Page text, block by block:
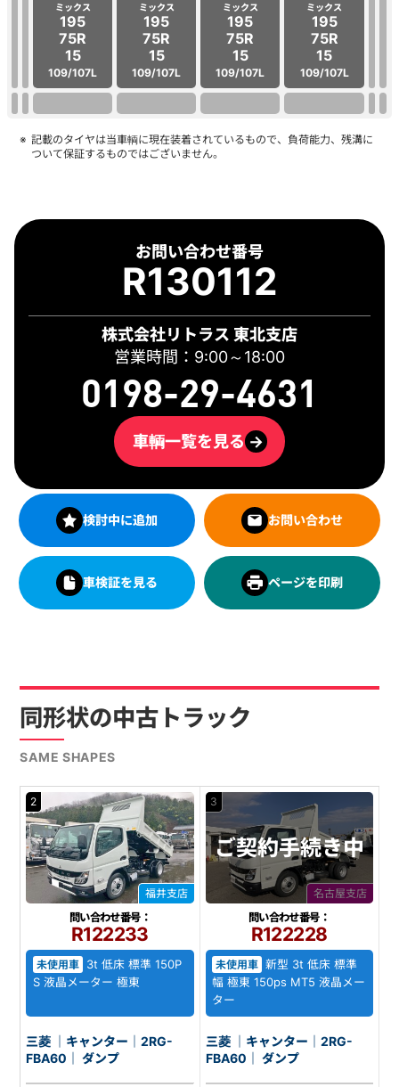
お問い合わせ番号
R130112
株式会社リトラス 東北支店
営業時間：9:00～18:00
0198-29-4631
車輌一覧を見る →
検討中に追加 お問い合わせ
車検証を見る ページを印刷
ミックス
195
75R
15
109/107L
ミックス
195
75R
15
109/107L
ミックス
195
75R
15
109/107L
ミックス
195
75R
15
109/107L
記載のタイヤは当車輌に現在装着されているもので、負荷能力、残溝に
ついて保証するものではございません。
同形状の中古トラック
SAME SHAPES
2
福井支店
問い合わせ番号：
R122233
未使用車
3t 低床 標準 150P
S 液晶メーター 極東
三菱 ｜キャンター｜2RG-
FBA60｜ ダンプ
3
名古屋支店
ご契約手続き中
問い合わせ番号：
R122228
未使用車 新型 3t 低床 標準
幅 極東 150ps MT5 液晶メー
ター
三菱 ｜キャンター｜2RG-
FBA60｜ ダンプ